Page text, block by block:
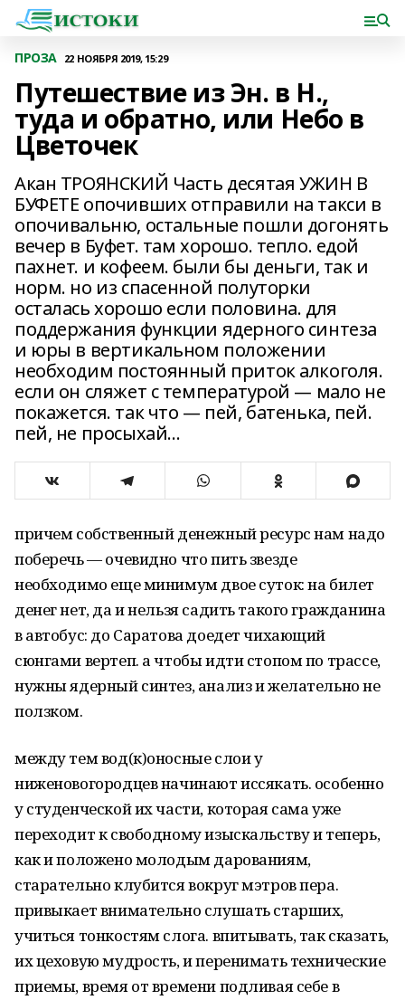
ПРОЗА 22 НОЯБРЯ 2019, 15:29
Путешествие из Эн. в Н.,
туда и обратно, или Небо в
Цветочек
Акан ТРОЯНСКИЙ Часть десятая УЖИН В
БУФЕТЕ опочивших отправили на такси в
опочивальню, остальные пошли догонять
вечер в Буфет. там хорошо. тепло. едой
пахнет. и кофеем. были бы деньги, так и
норм. но из спасенной полуторки
осталась хорошо если половина. для
поддержания функции ядерного синтеза
и юры в вертикальном положении
необходим постоянный приток алкоголя.
если он сляжет с температурой — мало не
покажется. так что — пей, батенька, пей.
пей, не просыхай…
причем собственный денежный ресурс нам надо
поберечь — очевидно что пить звезде
необходимо еще минимум двое суток: на билет
денег нет, да и нельзя садить такого гражданина
в автобус: до Саратова доедет чихающий
сюнгами вертеп. а чтобы идти стопом по трассе,
нужны ядерный синтез, анализ и желательно не
ползком.
между тем вод(к)оносные слои у
ниженовогородцев начинают иссякать. особенно
у студенческой их части, которая сама уже
переходит к свободному изыскальству и теперь,
как и положено молодым дарованиям,
старательно клубится вокруг мэтров пера.
привыкает внимательно слушать старших,
учиться тонкостям слога. впитывать, так сказать,
их цеховую мудрость, и перенимать технические
приемы, время от времени подливая себе в